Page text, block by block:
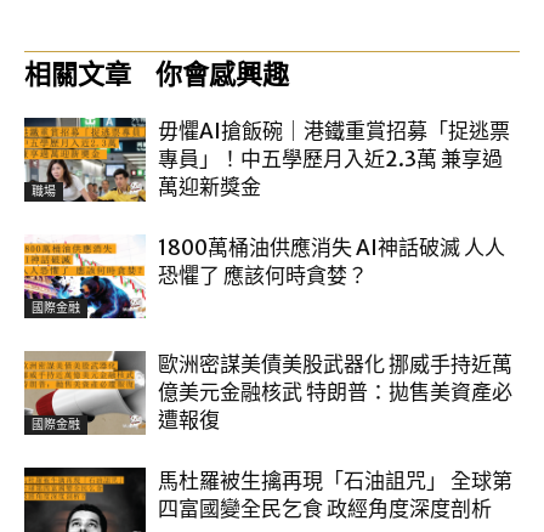
相關文章 你會感興趣
職場
毋懼AI搶飯碗｜港鐵重賞招募「捉逃票
專員」！中五學歷月入近2.3萬 兼享過
萬迎新獎金
國際金融
1800萬桶油供應消失 AI神話破滅 人人
恐懼了 應該何時貪婪？
國際金融
歐洲密謀美債美股武器化 挪威手持近萬
億美元金融核武 特朗普：拋售美資產必
遭報復
馬杜羅被生擒再現「石油詛咒」 全球第
四富國變全民乞食 政經角度深度剖析